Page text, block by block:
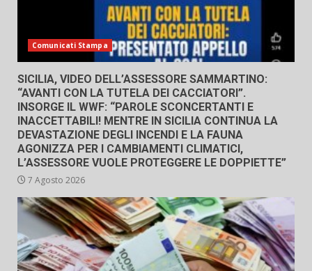
Comunicati Stampa
SICILIA, VIDEO DELL’ASSESSORE SAMMARTINO:
“AVANTI CON LA TUTELA DEI CACCIATORI”.
INSORGE IL WWF: “PAROLE SCONCERTANTI E
INACCETTABILI! MENTRE IN SICILIA CONTINUA LA
DEVASTAZIONE DEGLI INCENDI E LA FAUNA
AGONIZZA PER I CAMBIAMENTI CLIMATICI,
L’ASSESSORE VUOLE PROTEGGERE LE DOPPIETTE”
7 Agosto 2026